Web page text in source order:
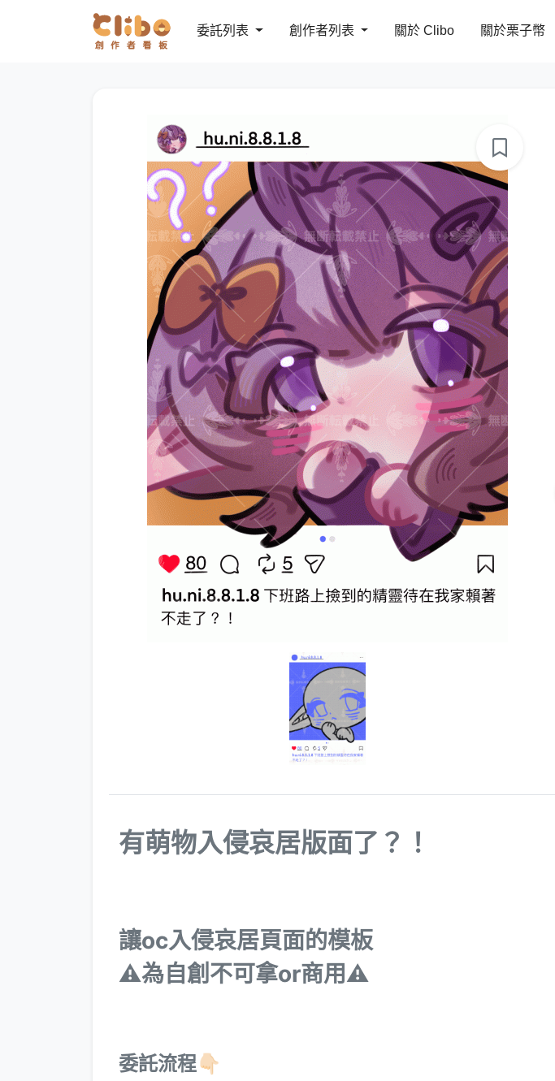
委託列表 創作者列表 關於 Clibo 關於栗子幣
有萌物入侵哀居版面了？！
讓oc入侵哀居頁面的模板
⚠️為自創不可拿or商用⚠️
委託流程👇🏻